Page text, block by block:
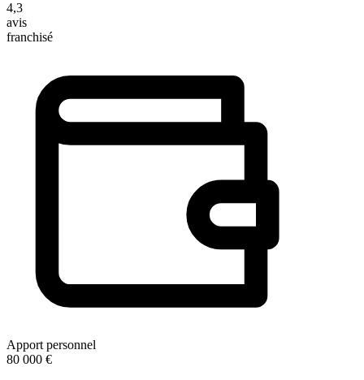
4,3
avis
franchisé
Apport personnel
80 000 €